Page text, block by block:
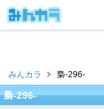
みんカラ 梟-296-
梟-296-